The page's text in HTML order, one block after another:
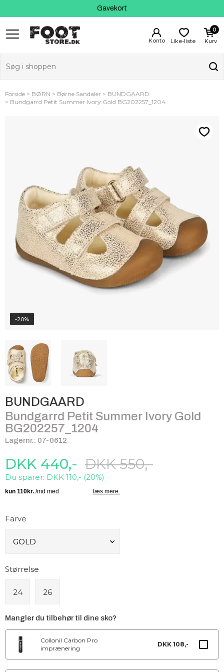
Gavekort
Kundeservice
Kurv
0
Like-liste
Forside BØRN Børne Sandaler
BUNDGAARD
Bundgarrd Petit Summer Ivory Gold BG202257_1204
-20%
BUNDGAARD
Bundgarrd Petit Summer Ivory Gold
BG202257_1204
Lagernr.: 07-0612
DKK 550,-
Du sparer: DKK 110,- (20%)
DKK 440,-
Farve
Størrelse
24 26
Mangler du tilbehør til dine sko?
Collonil Carbon Pro
imprænering
DKK 108,-